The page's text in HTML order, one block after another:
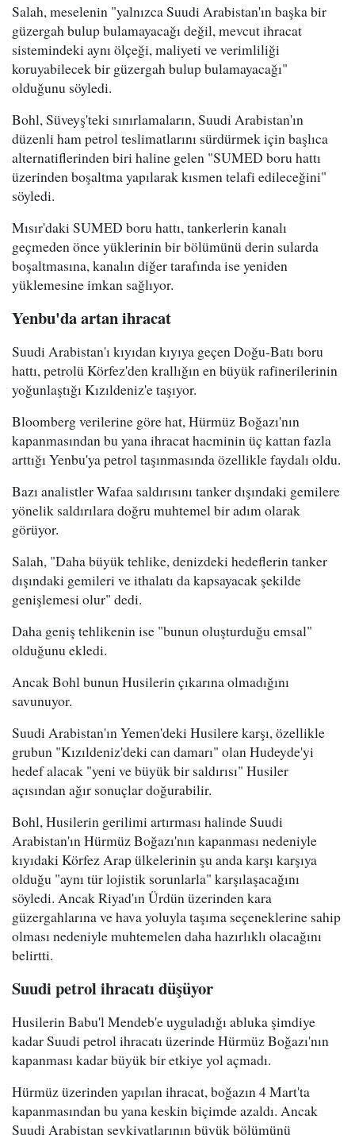
Salah, meselenin "yalnızca Suudi Arabistan'ın başka bir
güzergah bulup bulamayacağı değil, mevcut ihracat
sistemindeki aynı ölçeği, maliyeti ve verimliliği
koruyabilecek bir güzergah bulup bulamayacağı"
olduğunu söyledi.
Bohl, Süveyş'teki sınırlamaların, Suudi Arabistan'ın
düzenli ham petrol teslimatlarını sürdürmek için başlıca
alternatiflerinden biri haline gelen "SUMED boru hattı
üzerinden boşaltma yapılarak kısmen telafi edileceğini"
söyledi.
Mısır'daki SUMED boru hattı, tankerlerin kanalı
geçmeden önce yüklerinin bir bölümünü derin sularda
boşaltmasına, kanalın diğer tarafında ise yeniden
yüklemesine imkan sağlıyor.
Yenbu'da artan ihracat
Suudi Arabistan'ı kıyıdan kıyıya geçen Doğu-Batı boru
hattı, petrolü Körfez'den krallığın en büyük rafinerilerinin
yoğunlaştığı Kızıldeniz'e taşıyor.
Bloomberg verilerine göre hat, Hürmüz Boğazı'nın
kapanmasından bu yana ihracat hacminin üç kattan fazla
arttığı Yenbu'ya petrol taşınmasında özellikle faydalı oldu.
Bazı analistler Wafaa saldırısını tanker dışındaki gemilere
yönelik saldırılara doğru muhtemel bir adım olarak
görüyor.
Salah, "Daha büyük tehlike, denizdeki hedeflerin tanker
dışındaki gemileri ve ithalatı da kapsayacak şekilde
genişlemesi olur" dedi.
Daha geniş tehlikenin ise "bunun oluşturduğu emsal"
olduğunu ekledi.
Ancak Bohl bunun Husilerin çıkarına olmadığını
savunuyor.
Suudi Arabistan'ın Yemen'deki Husilere karşı, özellikle
grubun "Kızıldeniz'deki can damarı" olan Hudeyde'yi
hedef alacak "yeni ve büyük bir saldırısı" Husiler
açısından ağır sonuçlar doğurabilir.
Bohl, Husilerin gerilimi artırması halinde Suudi
Arabistan'ın Hürmüz Boğazı'nın kapanması nedeniyle
kıyıdaki Körfez Arap ülkelerinin şu anda karşı karşıya
olduğu "aynı tür lojistik sorunlarla" karşılaşacağını
söyledi. Ancak Riyad'ın Ürdün üzerinden kara
güzergahlarına ve hava yoluyla taşıma seçeneklerine sahip
olması nedeniyle muhtemelen daha hazırlıklı olacağını
belirtti.
Suudi petrol ihracatı düşüyor
Husilerin Babu'l Mendeb'e uyguladığı abluka şimdiye
kadar Suudi petrol ihracatı üzerinde Hürmüz Boğazı'nın
kapanması kadar büyük bir etkiye yol açmadı.
Hürmüz üzerinden yapılan ihracat, boğazın 4 Mart'ta
kapanmasından bu yana keskin biçimde azaldı. Ancak
Suudi Arabistan sevkiyatlarının büyük bölümünü